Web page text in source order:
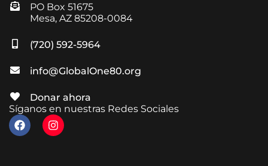
PO Box 51675
Mesa, AZ 85208-0084
(720) 592-5964
info@GlobalOne80.org
Donar ahora
Síganos en nuestras Redes Sociales